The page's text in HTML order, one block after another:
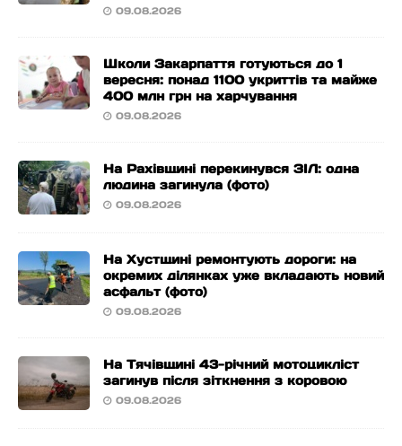
09.08.2026
Школи Закарпаття готуються до 1
вересня: понад 1100 укриттів та майже
400 млн грн на харчування
09.08.2026
На Рахівщині перекинувся ЗІЛ: одна
людина загинула (фото)
09.08.2026
На Хустщині ремонтують дороги: на
окремих ділянках уже вкладають новий
асфальт (фото)
09.08.2026
На Тячівщині 43-річний мотоцикліст
загинув після зіткнення з коровою
09.08.2026